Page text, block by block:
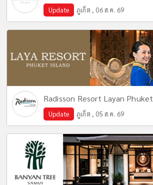
Update ภูเก็ต , 06 ส.ค. 69
Radisson Resort Layan Phuket
Update ภูเก็ต , 05 ส.ค. 69